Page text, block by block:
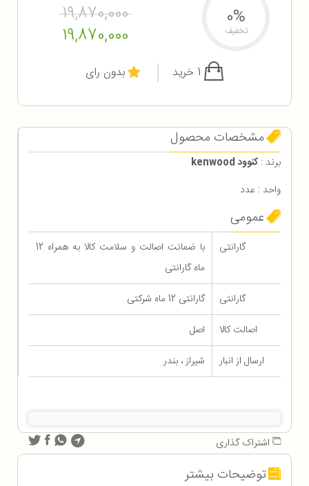
19,870,000
19,870,000
0%
تخفیف
بدون رای
مشخصات محصول
برند :کنوود kenwood
واحد : عدد
عمومی
گارانتی
با ضمانت اصالت و سلامت کالا به همراه 12
ماه گارانتی
گارانتی
گارانتی 12 ماه شرکتی
اصالت کالا
اصل
ارسال از انبار
شیراز ، بندر
اشتراک گذاری
توضیحات بیشتر